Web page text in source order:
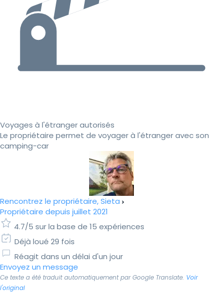
Voyages à l'étranger autorisés
Le propriétaire permet de voyager à l'étranger avec son
camping-car
Rencontrez le propriétaire, Sieta
Propriétaire depuis juillet 2021
4.7/5 sur la base de 15 expériences
Déjà loué 29 fois
Réagit dans un délai d'un jour
Envoyez un message
Ce texte a été traduit automatiquement par Google Translate. Voir
l'original